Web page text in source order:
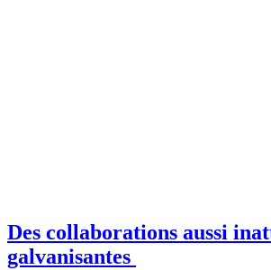
Des collaborations aussi
galvanisantes